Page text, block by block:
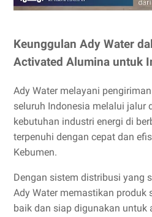
Keunggulan Ady Water
Activated Alumina untuk
Ady Water melayani
seluruh Indonesia melalui jalur
kebutuhan industri energi di
terpenuhi dengan cepat dan
Kebumen.
Dengan sistem distribusi yang
Ady Water memastikan produk
baik dan siap digunakan untuk